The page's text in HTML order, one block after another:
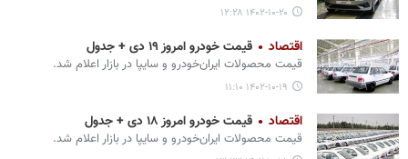
۱۴۰۲-۱۰-۲۰ ۱۲:۲۸
اقتصاد قیمت خودرو امروز ۱۹ دی + جدول
قیمت محصولات ایران‌خودرو و سایپا در بازار اعلام شد.
۱۴۰۲-۱۰-۱۹ ۱۱:۱۰
اقتصاد قیمت خودرو امروز ۱۸ دی + جدول
قیمت محصولات ایران‌خودرو و سایپا در بازار اعلام شد.